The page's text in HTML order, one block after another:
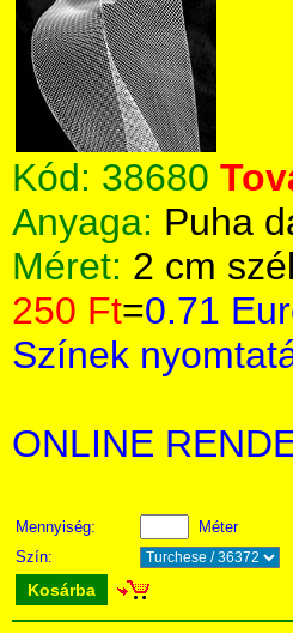
Kód: 38680
Anyaga: Puha
Méret: 2 cm
250 Ft=0.71
Színek
ONLINE
Mennyiség:
Méter
Szín:
Kosárba